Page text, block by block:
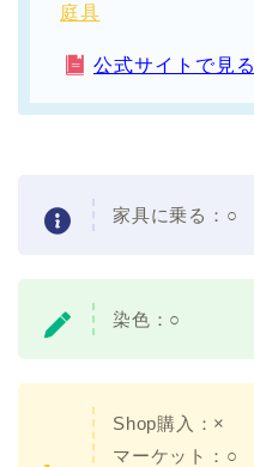
庭具
公式サイトで見る
家具に乗る： ○
染色： ○
Shop購入：×
マーケット：○